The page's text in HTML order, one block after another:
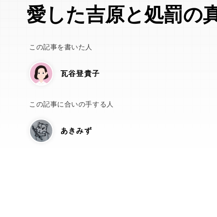
愛した吉原と処罰の
この記事を書いた人
瓦谷登貴子
この記事に合いの手する人
あきみず